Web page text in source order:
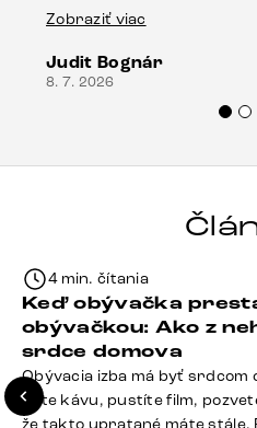
stola bolo malé
Vincze pri riešení
veľmi korektne.
Zobraziť viac
Judit Bognár
8. 7. 2026
4 min. čítania
Keď obývačka
obývačkou: Ako z
srdce domova
Obývacia izba má byť srdcom
dáte kávu, pustíte film,
že takto upratané máte stále.